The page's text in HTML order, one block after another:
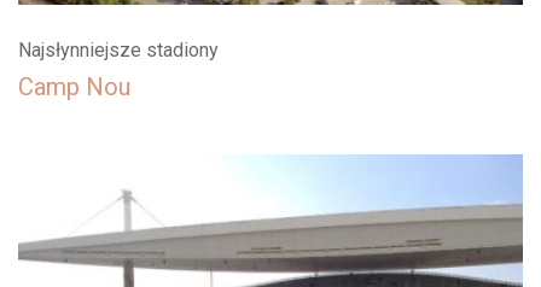
Najsłynniejsze stadiony
Camp Nou